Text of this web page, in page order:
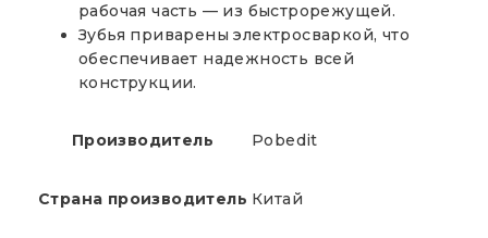
рабочая часть — из быстрорежущей.
Зубья приварены электросваркой, что
обеспечивает надежность всей
конструкции.
Производитель Pobedit
Страна производитель Китай